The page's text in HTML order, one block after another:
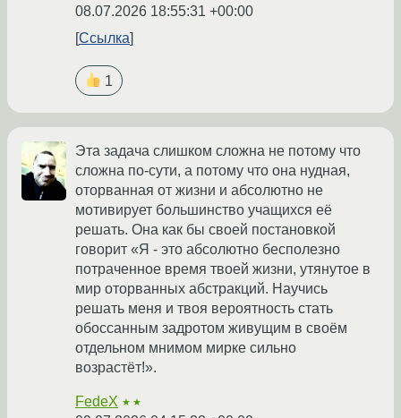
08.07.2026 18:55:31 +00:00
Ссылка
1
Эта задача слишком сложна не потому что
сложна по-сути, а потому что она нудная,
оторванная от жизни и абсолютно не
мотивирует большинство учащихся её
решать. Она как бы своей постановкой
говорит «Я - это абсолютно бесполезно
потраченное время твоей жизни, утянутое в
мир оторванных абстракций. Научись
решать меня и твоя вероятность стать
обоссанным задротом живущим в своём
отдельном мнимом мирке сильно
возрастёт!».
FedeX ★★